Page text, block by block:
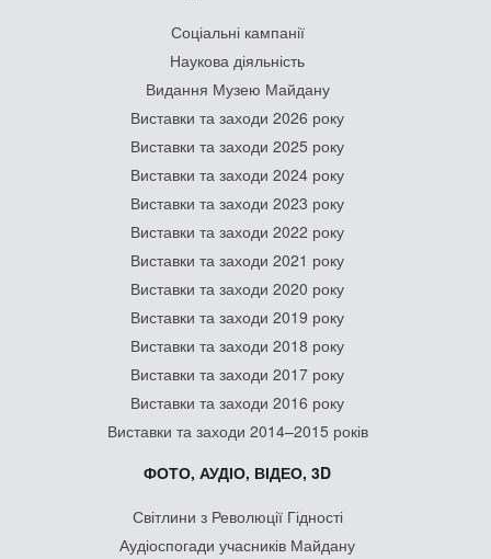
Соціальні кампанії
Наукова діяльність
Видання Музею Майдану
Виставки та заходи 2026 року
Виставки та заходи 2025 року
Виставки та заходи 2024 року
Виставки та заходи 2023 року
Виставки та заходи 2022 року
Виставки та заходи 2021 року
Виставки та заходи 2020 року
Виставки та заходи 2019 року
Виставки та заходи 2018 року
Виставки та заходи 2017 року
Виставки та заходи 2016 року
Виставки та заходи 2014–2015 років
ФОТО, АУДІО, ВІДЕО, 3D
Світлини з Революції Гідності
Аудіоспогади учасників Майдану